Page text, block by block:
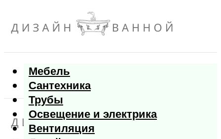
Мебель
Сантехника
Трубы
Освещение и электрика
Вентиляция